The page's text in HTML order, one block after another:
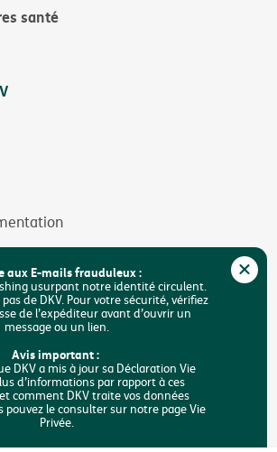
santé
aux E-mails frauduleux :
usurpant notre identité circulent.
de DKV. Pour votre sécurité, vérifiez
de l’expéditeur avant d’ouvrir un
message ou un lien.
Avis important :
DKV a mis à jour sa Déclaration Vie
d’informations par rapport à ces
comment DKV traite vos données
pouvez le consulter sur notre page Vie
Privée.